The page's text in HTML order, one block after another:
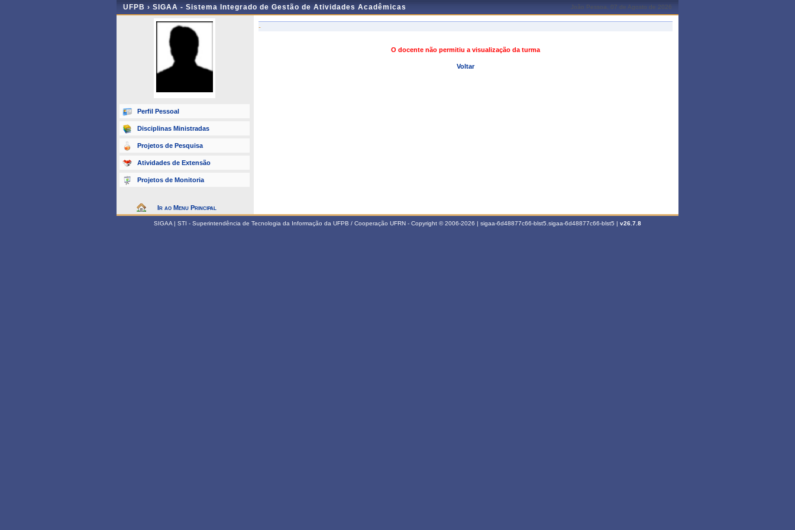
UFPB › SIGAA - Sistema Integrado de Gestão de Atividades Acadêmicas João Pessoa, 07 de Agosto de 2026
Perfil Pessoal
Disciplinas Ministradas
Projetos de Pesquisa
Atividades de Extensão
Projetos de Monitoria
Ir ao Menu Principal
-
O docente não permitiu a visualização da turma
Voltar
SIGAA | STI - Superintendência de Tecnologia da Informação da UFPB / Cooperação UFRN - Copyright © 2006-2026 | sigaa-6d48877c66-blst5.sigaa-6d48877c66-blst5 | v26.7.8